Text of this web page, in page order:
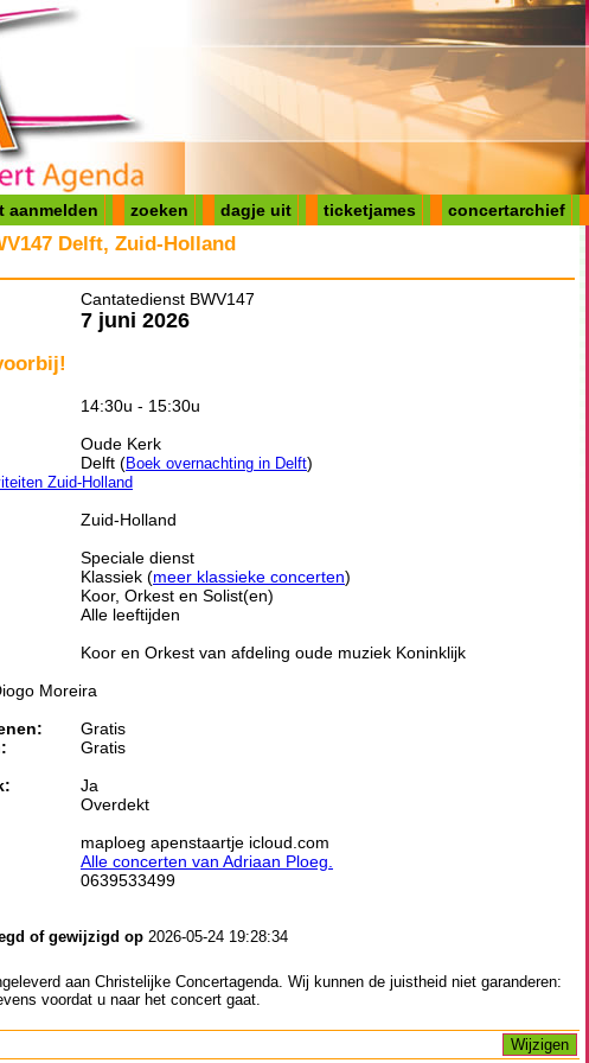
aanmelden zoeken dagje uit ticketjames concertarchief
Delft, Zuid-Holland
Cantatedienst BWV147
7 juni 2026
14:30u - 15:30u
Oude Kerk
Delft (Boek overnachting in Delft)
Zuid-Holland
Zuid-Holland
Speciale dienst
Klassiek (meer klassieke concerten)
Koor, Orkest en Solist(en)
Alle leeftijden
Koor en Orkest van afdeling oude muziek Koninklijk
Moreira
Gratis
Gratis
Ja
Overdekt
maploeg apenstaartje icloud.com
Alle concerten van Adriaan Ploeg.
0639533499
of gewijzigd op 2026-05-24 19:28:34
aan Christelijke Concertagenda. Wij kunnen de juistheid niet garanderen:
voordat u naar het concert gaat.